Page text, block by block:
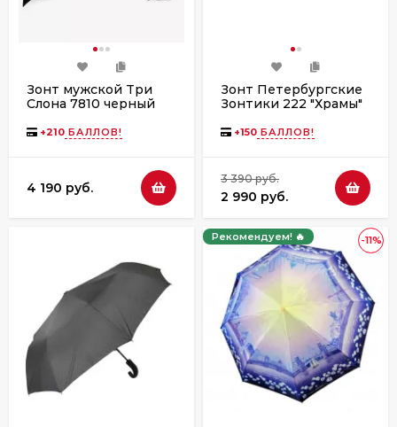
Зонт мужской Три
Слона 7810 черный
+210 БАЛЛОВ!
4 190 руб.
Зонт Петербургские
Зонтики 222 "Храмы"
автомат
+150 БАЛЛОВ!
3 390 руб.
2 990 руб.
-11%
Рекомендуем! 🔥